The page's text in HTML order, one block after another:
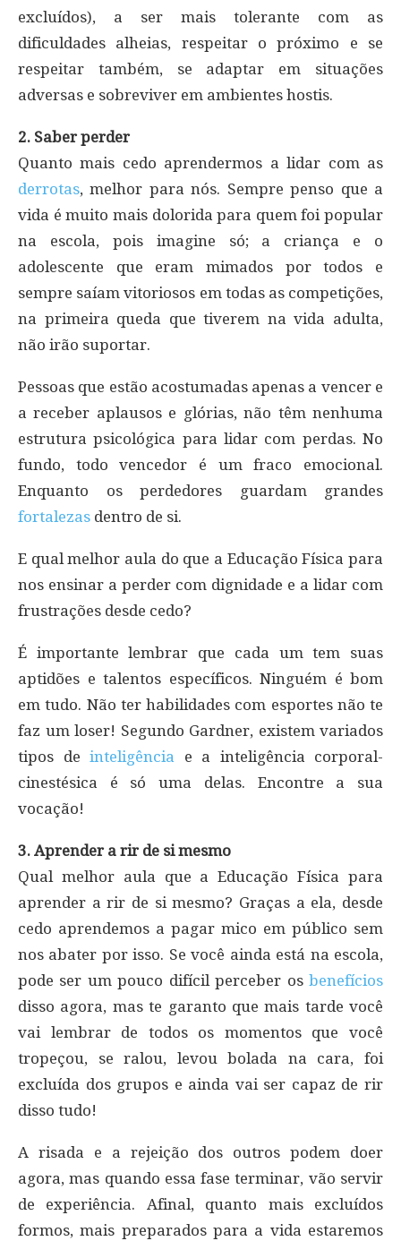
excluídos), a ser mais tolerante com as
dificuldades alheias, respeitar o próximo e se
respeitar também, se adaptar em situações
adversas e sobreviver em ambientes hostis.
2. Saber perder
Quanto mais cedo aprendermos a lidar com as
derrotas, melhor para nós. Sempre penso que a
vida é muito mais dolorida para quem foi popular
na escola, pois imagine só; a criança e o
adolescente que eram mimados por todos e
sempre saíam vitoriosos em todas as competições,
na primeira queda que tiverem na vida adulta,
não irão suportar.
Pessoas que estão acostumadas apenas a vencer e
a receber aplausos e glórias, não têm nenhuma
estrutura psicológica para lidar com perdas. No
fundo, todo vencedor é um fraco emocional.
Enquanto os perdedores guardam grandes
fortalezas dentro de si.
E qual melhor aula do que a Educação Física para
nos ensinar a perder com dignidade e a lidar com
frustrações desde cedo?
É importante lembrar que cada um tem suas
aptidões e talentos específicos. Ninguém é bom
em tudo. Não ter habilidades com esportes não te
faz um loser! Segundo Gardner, existem variados
tipos de inteligência e a inteligência corporal-
cinestésica é só uma delas. Encontre a sua
vocação!
3. Aprender a rir de si mesmo
Qual melhor aula que a Educação Física para
aprender a rir de si mesmo? Graças a ela, desde
cedo aprendemos a pagar mico em público sem
nos abater por isso. Se você ainda está na escola,
pode ser um pouco difícil perceber os benefícios
disso agora, mas te garanto que mais tarde você
vai lembrar de todos os momentos que você
tropeçou, se ralou, levou bolada na cara, foi
excluída dos grupos e ainda vai ser capaz de rir
disso tudo!
A risada e a rejeição dos outros podem doer
agora, mas quando essa fase terminar, vão servir
de experiência. Afinal, quanto mais excluídos
formos, mais preparados para a vida estaremos